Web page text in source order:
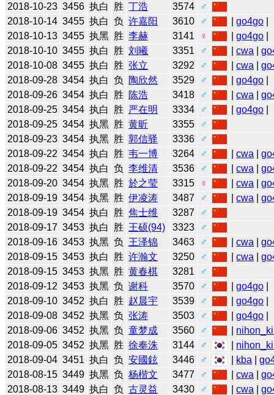
2018-10-23 3456 执白 胜 丁浩 3574
♂
2018-10-14 3455 执白 负 许嘉阳 3610 ♂ |go4go
2018-10-13 3455 执黑 胜 李赫 3141 ♀ |go4go
2018-10-10 3455 执白 胜 刘曦 3351 ♂ |cwa |
2018-10-08 3455 执白 胜 张立 3292 ♂ |cwa |
2018-09-28 3454 执白 负 陶欣然 3529 ♂ |go4go
2018-09-26 3454 执白 胜 陈浩 3418 ♂ |cwa |
2018-09-25 3454 执白 胜 严在明 3334 ♂ |go4go
2018-09-25 3454 执黑 胜 黄昕 3355
♂
2018-09-23 3454 执黑 胜 郭信驿 3336
♂
2018-09-22 3454 执白 胜 韦一博 3264 ♂ |cwa |
2018-09-22 3454 执白 负 李维清 3536 ♂ |cwa |
2018-09-20 3454 执黑 胜 於之莹 3315 ♀ |cwa |
2018-09-19 3454 执黑 胜 伊凌涛 3487 ♂ |cwa |
2018-09-19 3454 执白 胜 焦士维 3287
♂
2018-09-17 3453 执白 胜 王硕(94) 3323
♂
2018-09-16 3453 执黑 负 王泽锦 3463 ♂ |cwa |
2018-09-15 3453 执白 胜 许瀚文 3250 ♂ |cwa |
2018-09-15 3453 执黑 胜 黄春棋 3281
♂
2018-09-12 3453 执黑 负 谢科 3570 ♂ |go4go
2018-09-10 3452 执白 胜 赵晨宇 3539 ♂ |go4go
2018-09-08 3452 执黑 负 张涛 3503 ♂ |go4go
2018-09-06 3452 执黑 负 童梦成 3560 ♂
2018-09-05 3452 执黑 胜 徐奉洙 3144 ♂
2018-09-04 3451 执白 负 安國鉉 3446 ♂ kba |
2018-08-15 3449 执黑 负 杨楷文 3477 ♂ |cwa |
2018-08-13 3449 执白 负 古灵益 3430 ♂ |cwa |